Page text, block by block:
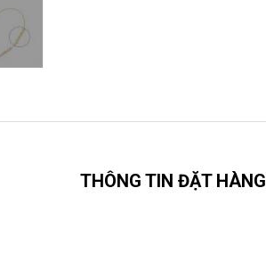
THÔNG TIN ĐẶT HÀNG